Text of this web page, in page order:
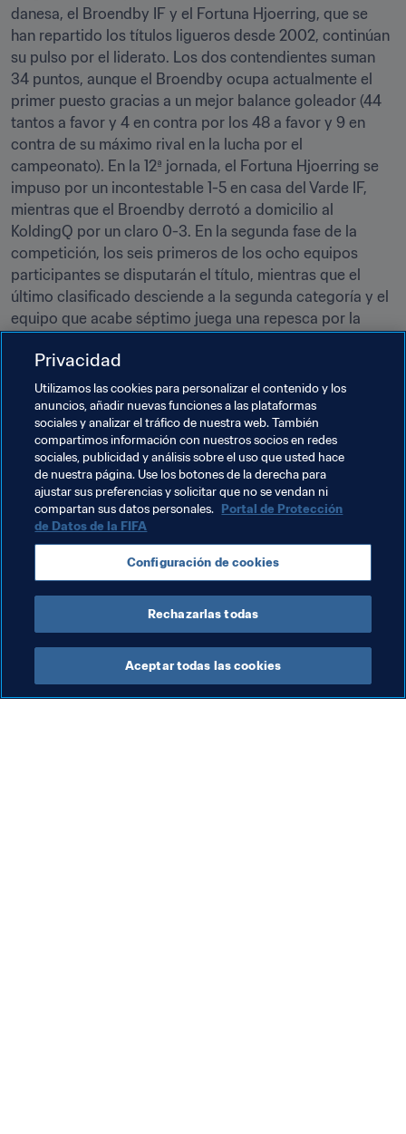
danesa, el Broendby IF y el Fortuna Hjoerring, que se
han repartido los títulos ligueros desde 2002, continúan
su pulso por el liderato. Los dos contendientes suman
34 puntos, aunque el Broendby ocupa actualmente el
primer puesto gracias a un mejor balance goleador (44
tantos a favor y 4 en contra por los 48 a favor y 9 en
contra de su máximo rival en la lucha por el
campeonato). En la 12ª jornada, el Fortuna Hjoerring se
impuso por un incontestable 1-5 en casa del Varde IF,
mientras que el Broendby derrotó a domicilio al
KoldingQ por un claro 0-3. En la segunda fase de la
competición, los seis primeros de los ocho equipos
participantes se disputarán el título, mientras que el
último clasificado desciende a la segunda categoría y el
equipo que acabe séptimo juega una repesca por la
rojo con un solo punto, mientras que el Vejle BK es
penúltimo con nueve
Los tres primeros: Broendby IF, Fortuna Hjoerring (34
cada uno), KoldingQ (21)
Temas relacionados
Denmark France Alemania España
UEFA
Privacidad
Utilizamos las cookies para personalizar el contenido y los
anuncios, añadir nuevas funciones a las plataformas
sociales y analizar el tráfico de nuestra web. También
compartimos información con nuestros socios en redes
sociales, publicidad y análisis sobre el uso que usted hace
de nuestra página. Use los botones de la derecha para
ajustar sus preferencias y solicitar que no se vendan ni
compartan sus datos personales. Portal de Protección
de Datos de la FIFA
Configuración de cookies
Rechazarlas todas
Aceptar todas las cookies